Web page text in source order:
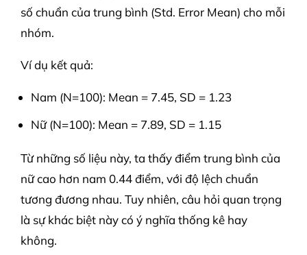
số chuẩn của trung bình (Std. Error Mean) cho mỗi
nhóm.
Ví dụ kết quả:
Nam (N=100): Mean = 7.45, SD = 1.23
Nữ (N=100): Mean = 7.89, SD = 1.15
Từ những số liệu này, ta thấy điểm trung bình của
nữ cao hơn nam 0.44 điểm, với độ lệch chuẩn
tương đương nhau. Tuy nhiên, câu hỏi quan trọng
là sự khác biệt này có ý nghĩa thống kê hay
không.